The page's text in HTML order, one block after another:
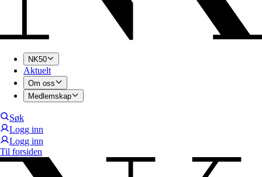
NK50
Aktuelt
Om oss
Medlemskap
Søk
Logg inn
Logg inn
Til forsiden